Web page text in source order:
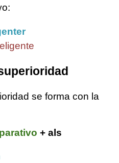
se forma con la
+ als